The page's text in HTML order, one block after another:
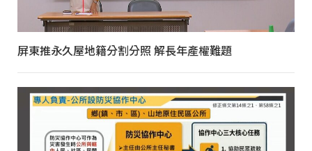
屏東推永久屋地籍分割分照 解長年產權難題